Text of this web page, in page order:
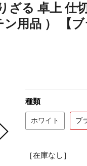
ざる 卓上 仕
用品 ） 【ブ
種類
ホワイト ブ
［在庫なし］